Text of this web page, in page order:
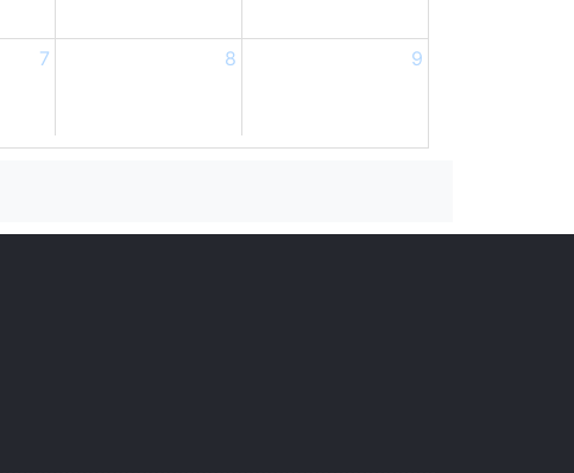
7 8 9